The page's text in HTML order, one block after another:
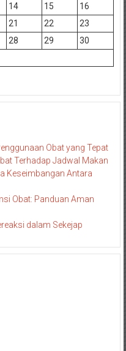
14 15
16
21 22
23
28 29
30
Obat yang Tepat
Terhadap Jadwal Makan
Keseimbangan Antara
Obat: Panduan Aman
dalam Sekejap